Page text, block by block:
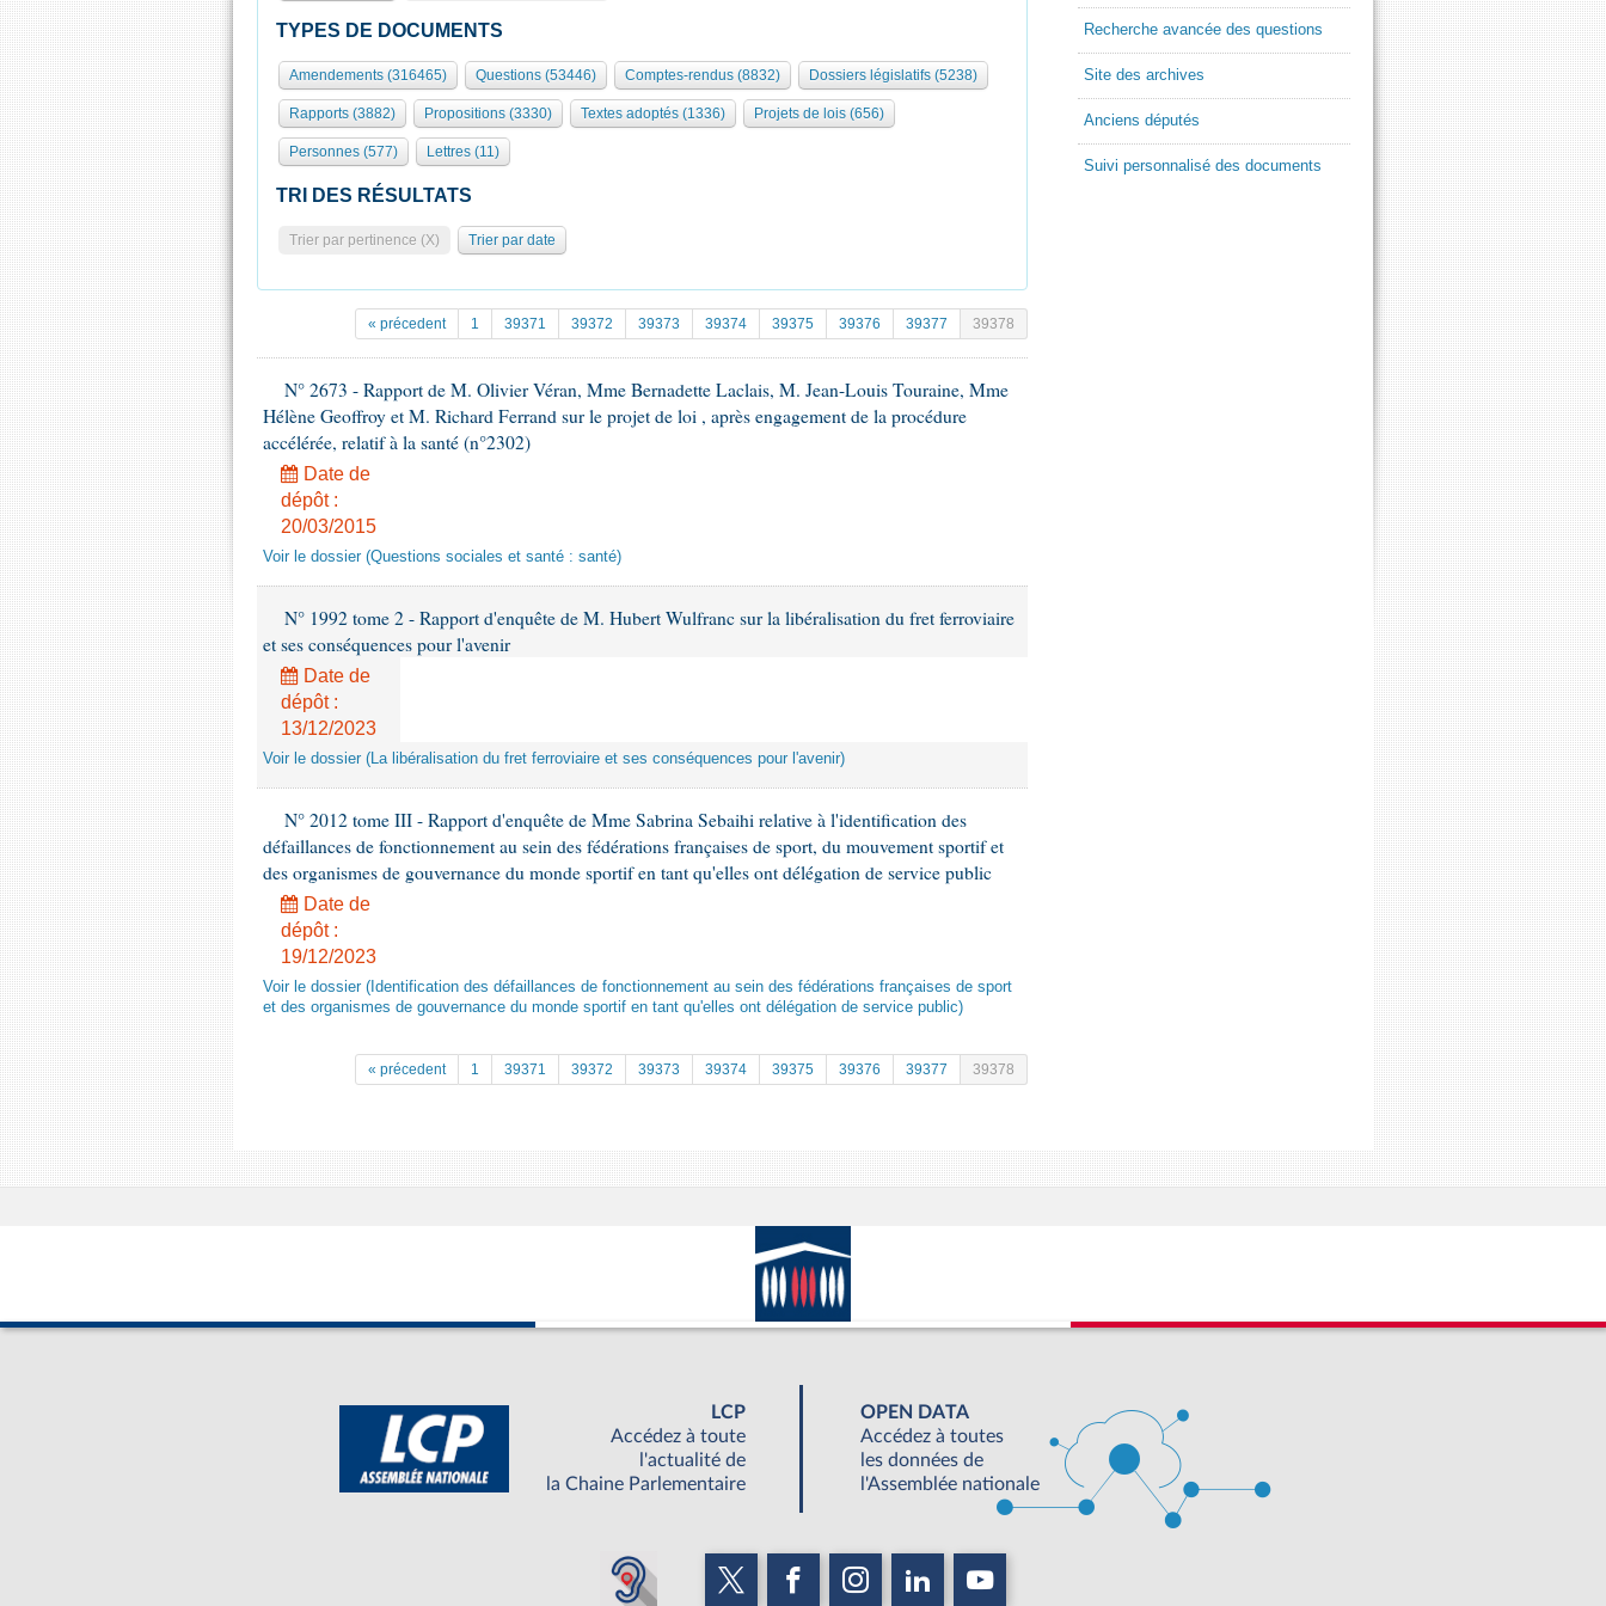
TYPES DE DOCUMENTS
Amendements (316465) Questions (53446) Comptes-rendus (8832) Dossiers législatifs (5238)
Rapports (3882) Propositions (3330) Textes adoptés (1336) Projets de lois (656)
Personnes (577) Lettres (11)
TRI DES RÉSULTATS
Trier par pertinence (X) Trier par date
« précedent 1 39371 39372 39373 39374 39375 39376 39377 39378
N° 2673 - Rapport de M. Olivier Véran, Mme Bernadette Laclais, M. Jean-Louis Touraine, Mme
Hélène Geoffroy et M. Richard Ferrand sur le projet de loi , après engagement de la procédure
accélérée, relatif à la santé (n°2302)
Date de
dépôt :
20/03/2015
Voir le dossier (Questions sociales et santé : santé)
N° 1992 tome 2 - Rapport d'enquête de M. Hubert Wulfranc sur la libéralisation du fret ferroviaire
et ses conséquences pour l'avenir
Date de
dépôt :
13/12/2023
Voir le dossier (La libéralisation du fret ferroviaire et ses conséquences pour l'avenir)
N° 2012 tome III - Rapport d'enquête de Mme Sabrina Sebaihi relative à l'identification des
défaillances de fonctionnement au sein des fédérations françaises de sport, du mouvement sportif et
des organismes de gouvernance du monde sportif en tant qu'elles ont délégation de service public
Date de
dépôt :
19/12/2023
Voir le dossier (Identification des défaillances de fonctionnement au sein des fédérations françaises de sport
et des organismes de gouvernance du monde sportif en tant qu'elles ont délégation de service public)
« précedent 1 39371 39372 39373 39374 39375 39376 39377 39378
Recherche avancée des questions
Site des archives
Anciens députés
Suivi personnalisé des documents
LCP
Accédez à toute
l'actualité de
la Chaine Parlementaire
OPEN DATA
Accédez à toutes
les données de
l'Assemblée nationale